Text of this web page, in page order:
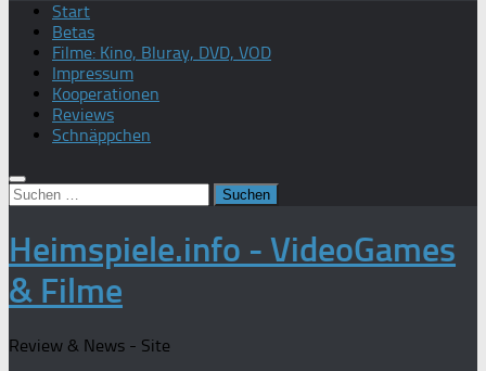
Start
Betas
Filme: Kino, Bluray, DVD, VOD
Impressum
Kooperationen
Reviews
Schnäppchen
Suchen
nach:
Heimspiele.info - VideoGames
& Filme
Review & News - Site